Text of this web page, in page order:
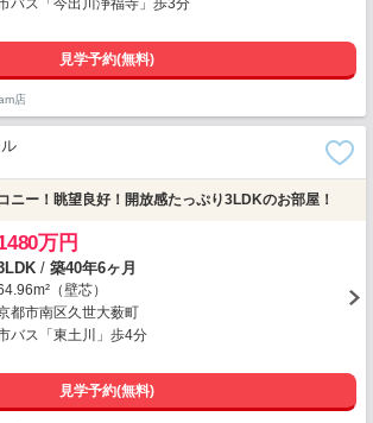
バス「今出川浄福寺」歩3分
見学予約(無料)
店
ー！眺望良好！開放感たっぷり3LDKのお部屋！
万円
/ 築40年6ヶ月
（壁芯）
都市南区久世大薮町
バス「東土川」歩4分
見学予約(無料)